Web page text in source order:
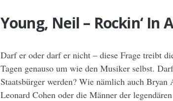
Young, Neil – Rockin‘ In
Darf er oder darf er nicht – diese Frage treibt
Tagen genauso um wie den Musiker selbst.
Staatsbürger werden? Wie nämlich auch
Leonard Cohen oder die Männer der